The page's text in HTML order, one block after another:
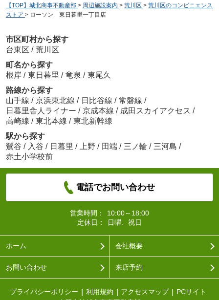
【TOP】城北商事不動産部 > 周辺施設案内 > 荒川区 > 荒川区のコンビニエンス
ストア > ローソン 東日暮里一丁目店
市区町村から探す
台東区 / 荒川区
町名から探す
根岸 / 東日暮里 / 竜泉 / 東尾久
路線から探す
山手線 / 京浜東北線 / 日比谷線 / 常磐線 /
日暮里舎人ライナー / 京成本線 / 成田スカイアクセス /
高崎線 / 東北本線 / 東北新幹線
駅から探す
鶯谷 / 入谷 / 日暮里 / 上野 / 田端 / 三ノ輪 / 三河島 /
赤土小学校前
電話でお問い合わせ
営業時間：
10:00～18:00
定休日：
日曜、祝日
ホーム 会社概要
お問い合わせ 来店予約
プライバシーポリシー 利用規約 アクセスマップ
PCサイト